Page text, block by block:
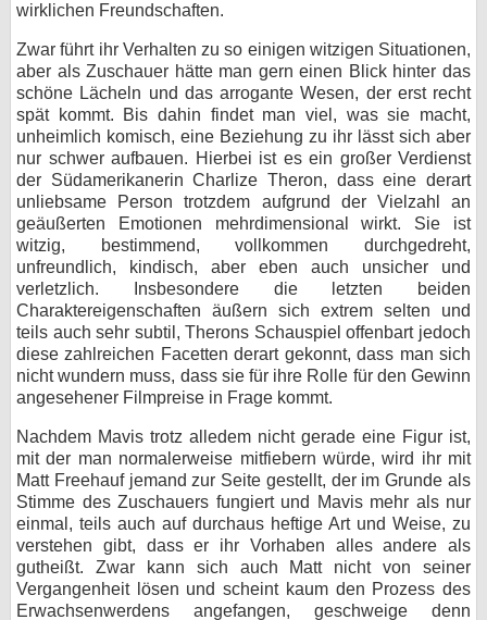
wirklichen Freundschaften.
Zwar führt ihr Verhalten zu so einigen witzigen Situationen,
aber als Zuschauer hätte man gern einen Blick hinter das
schöne Lächeln und das arrogante Wesen, der erst recht
spät kommt. Bis dahin findet man viel, was sie macht,
unheimlich komisch, eine Beziehung zu ihr lässt sich aber
nur schwer aufbauen. Hierbei ist es ein großer Verdienst
der Südamerikanerin Charlize Theron, dass eine derart
unliebsame Person trotzdem aufgrund der Vielzahl an
geäußerten Emotionen mehrdimensional wirkt. Sie ist
witzig, bestimmend, vollkommen durchgedreht,
unfreundlich, kindisch, aber eben auch unsicher und
verletzlich. Insbesondere die letzten beiden
Charaktereigenschaften äußern sich extrem selten und
teils auch sehr subtil, Therons Schauspiel offenbart jedoch
diese zahlreichen Facetten derart gekonnt, dass man sich
nicht wundern muss, dass sie für ihre Rolle für den Gewinn
angesehener Filmpreise in Frage kommt.
Nachdem Mavis trotz alledem nicht gerade eine Figur ist,
mit der man normalerweise mitfiebern würde, wird ihr mit
Matt Freehauf jemand zur Seite gestellt, der im Grunde als
Stimme des Zuschauers fungiert und Mavis mehr als nur
einmal, teils auch auf durchaus heftige Art und Weise, zu
verstehen gibt, dass er ihr Vorhaben alles andere als
gutheißt. Zwar kann sich auch Matt nicht von seiner
Vergangenheit lösen und scheint kaum den Prozess des
Erwachsenwerdens angefangen, geschweige denn